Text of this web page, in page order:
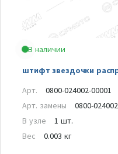
В наличии
штифт звездочки
Арт.
0800-024002-00001
Арт. замены
0800-024002
В узле
1 шт.
Вес
0.003 кг